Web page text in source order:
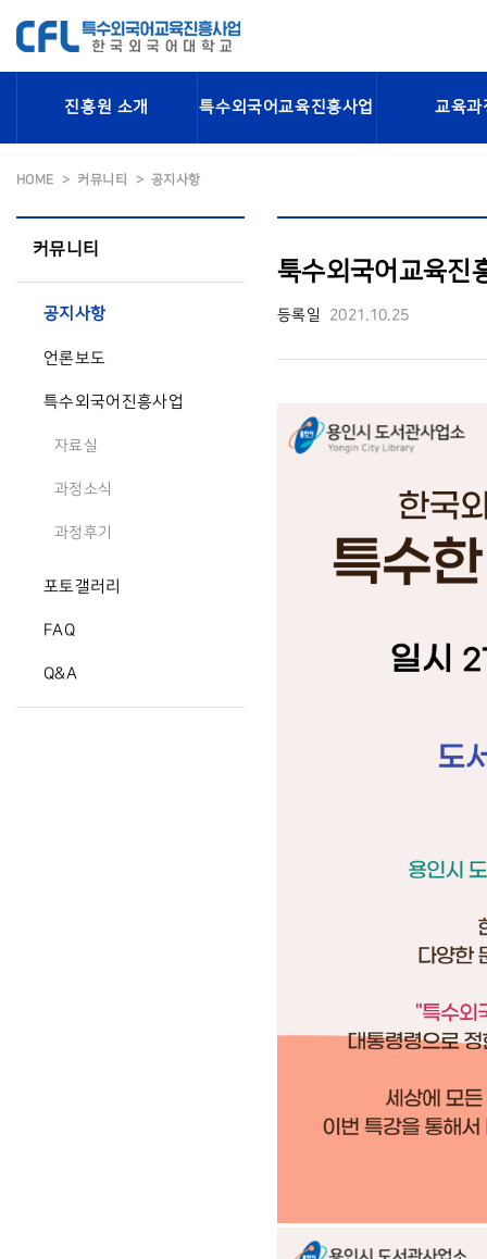
진흥원 소개 특수외국어교육진흥사업 교육과
HOME 커뮤니티 공지사항
커뮤니티
공지사항
언론보도
특수외국어진흥사업
자료실
과정소식
과정후기
포토갤러리
FAQ
Q&A
툭수외국어교육진
등록일 2021.10.25